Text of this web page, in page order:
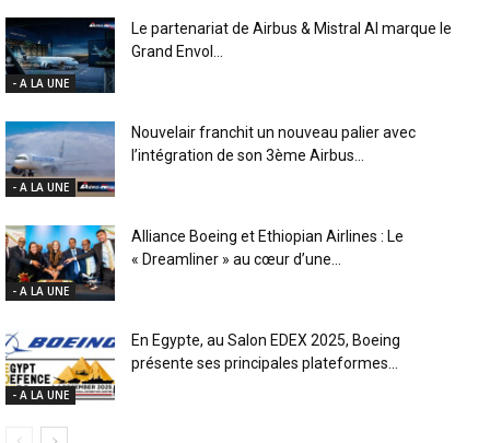
- A LA UNE
Le partenariat de Airbus & Mistral AI marque le
Grand Envol...
- A LA UNE
Nouvelair franchit un nouveau palier avec
l’intégration de son 3ème Airbus...
- A LA UNE
Alliance Boeing et Ethiopian Airlines : Le
« Dreamliner » au cœur d’une...
- A LA UNE
En Egypte, au Salon EDEX 2025, Boeing
présente ses principales plateformes...